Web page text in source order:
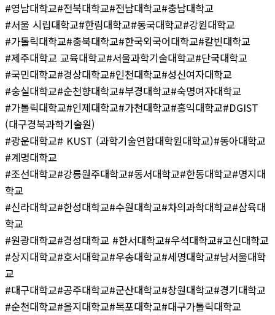
#영남대학교#전북대학교#전남대학교#충남대학교
#서울 시립대학교#한림대학교#동국대학교#강원대학교
#가톨릭대학교#충북대학교#한국외국어대학교#칼빈대학교
#제주대학교 교육대학교#서울과학기술대학교#단국대학교
#국민대학교#경상대학교#인천대학교#성신여자대학교
#숭실대학교#순천향대학교#부경대학교#숙명여자대학교
#가톨릭대학교#인제대학교#가천대학교#홍익대학교#DGIST
(대구경북과학기술원)
#광운대학교# KUST (과학기술연합대학원대학교)#동아대학교
#계명대학교
#조선대학교#강릉원주대학교#동서대학교#한동대학교#명지대
학교
#신라대학교#한성대학교#수원대학교#차의과학대학교#삼육대
학교
#원광대학교#경성대학교 #한서대학교#우석대학교#고신대학교
#상지대학교#호서대학교#우송대학교#세명대학교#남서울대학
교
#대구대학교#공주대학교#군산대학교#창원대학교#경기대학교
#순천대학교#을지대학교#목포대학교#대구가톨릭대학교